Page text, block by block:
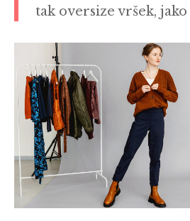
tak oversize vršek,